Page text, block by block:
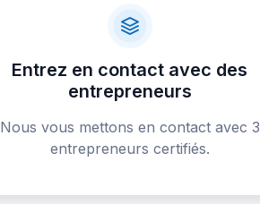
Entrez en contact avec des
entrepreneurs
Nous vous mettons en contact avec 3
entrepreneurs certifiés.